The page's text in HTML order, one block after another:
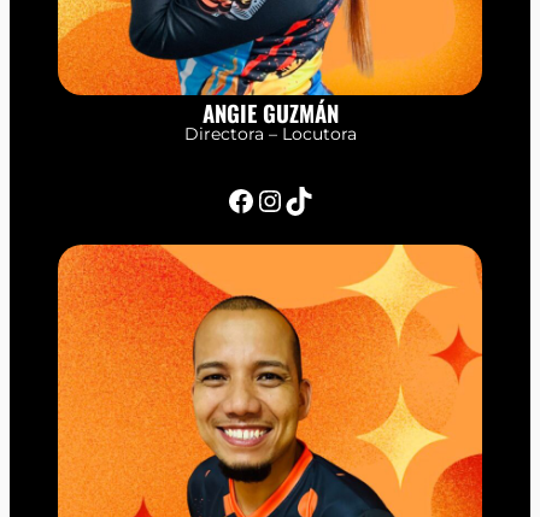
ANGIE GUZMÁN
Directora – Locutora
Facebook InstagramTikTok